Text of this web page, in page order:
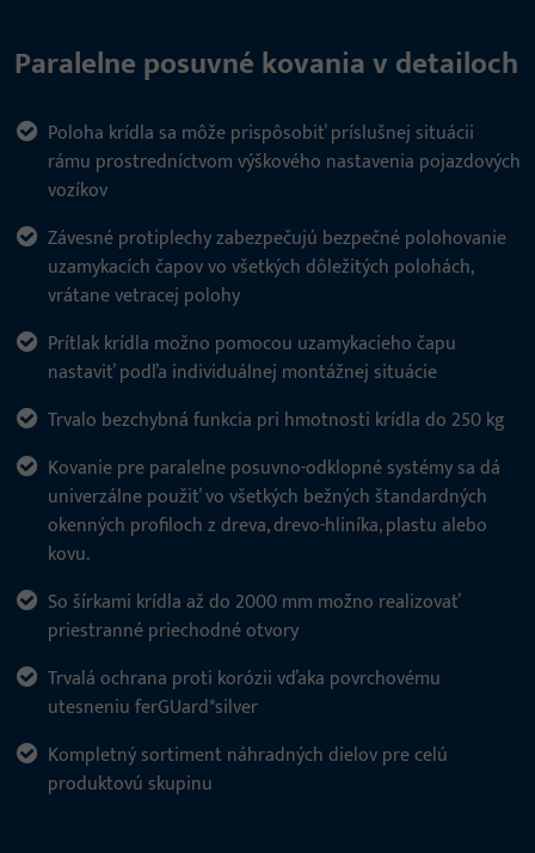
Paralelne posuvné kovania v detailoch
Poloha krídla sa môže prispôsobiť príslušnej situácii
rámu prostredníctvom výškového nastavenia pojazdových
vozíkov
Závesné protiplechy zabezpečujú bezpečné polohovanie
uzamykacích čapov vo všetkých dôležitých polohách,
vrátane vetracej polohy
Prítlak krídla možno pomocou uzamykacieho čapu
nastaviť podľa individuálnej montážnej situácie
Trvalo bezchybná funkcia pri hmotnosti krídla do 250 kg
Kovanie pre paralelne posuvno-odklopné systémy sa dá
univerzálne použiť vo všetkých bežných štandardných
okenných profiloch z dreva, drevo-hliníka, plastu alebo
kovu.
So šírkami krídla až do 2000 mm možno realizovať
priestranné priechodné otvory
Trvalá ochrana proti korózii vďaka povrchovému
utesneniu ferGUard*silver
Kompletný sortiment náhradných dielov pre celú
produktovú skupinu